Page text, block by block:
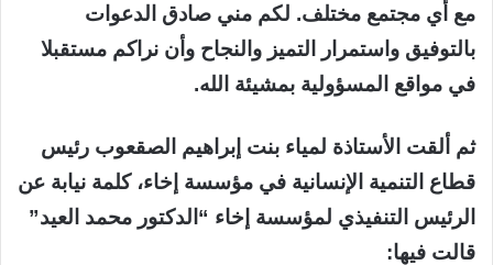
مع أي مجتمع مختلف. لكم مني صادق الدعوات
بالتوفيق واستمرار التميز والنجاح وأن نراكم مستقبلا
في مواقع المسؤولية بمشيئة الله.
ثم ألقت الأستاذة لمياء بنت إبراهيم الصقعوب رئيس
قطاع التنمية الإنسانية في مؤسسة إخاء، كلمة نيابة عن
الرئيس التنفيذي لمؤسسة إخاء “الدكتور محمد العيد”
قالت فيها: